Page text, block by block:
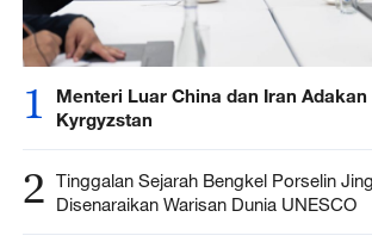
1
Menteri Luar China dan Iran
Kyrgyzstan
2 Tinggalan Sejarah Bengkel Porselin
Disenaraikan Warisan Dunia UNESCO